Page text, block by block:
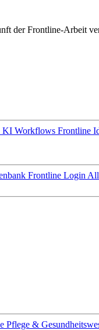
der Frontline-Arbeit
KI Workflows Frontline
Frontline Login
Pflege &